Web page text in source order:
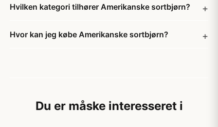
Hvilken kategori tilhører Amerikanske sortbjørn?
Hvor kan jeg købe Amerikanske sortbjørn?
Du er måske interesseret i